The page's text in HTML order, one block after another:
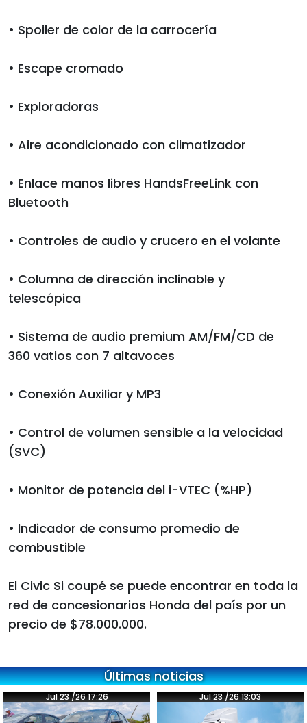
• Spoiler de color de la carrocería
• Escape cromado
• Exploradoras
• Aire acondicionado con climatizador
• Enlace manos libres HandsFreeLink con
Bluetooth
• Controles de audio y crucero en el volante
• Columna de dirección inclinable y
telescópica
• Sistema de audio premium AM/FM/CD de
360 vatios con 7 altavoces
• Conexión Auxiliar y MP3
• Control de volumen sensible a la velocidad
(SVC)
• Monitor de potencia del i-VTEC (%HP)
• Indicador de consumo promedio de
combustible
El Civic Si coupé se puede encontrar en toda la
red de concesionarios Honda del país por un
precio de $78.000.000.
Últimas noticias
Jul 23 /26 17:26 Jul 23 /26 13:03